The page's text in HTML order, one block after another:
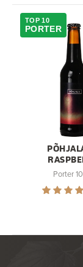
TOP 10
PORTER
Porter